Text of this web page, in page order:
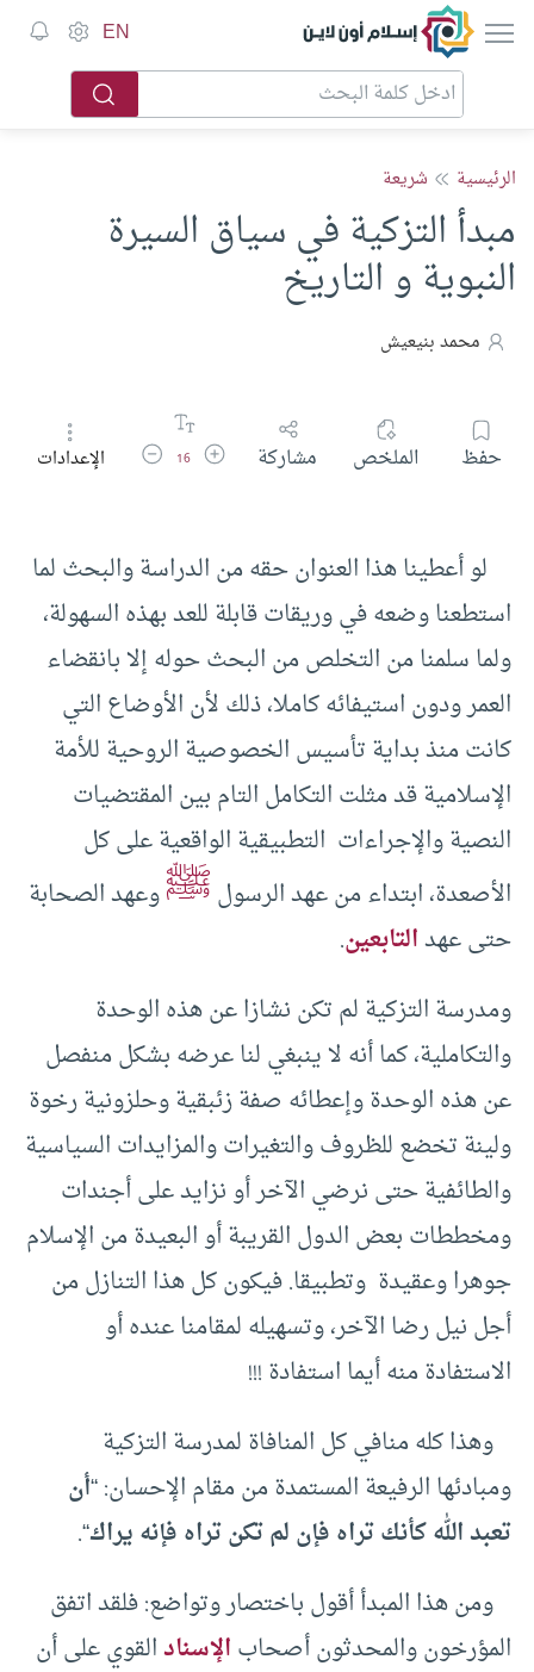
إسلام أون لاين EN
الرئيسية شريعة
مبدأ التزكية في سياق السيرة
النبوية و التاريخ
محمد بنيعيش
حفظ الملخص مشاركة زيادة حجم الخط
16 تقليل حجم الخط
الإعدادات
لو أعطينا هذا العنوان حقه من الدراسة والبحث لما
استطعنا وضعه في وريقات قابلة للعد بهذه السهولة،
ولما سلمنا من التخلص من البحث حوله إلا بانقضاء
العمر ودون استيفائه كاملا، ذلك لأن الأوضاع التي
كانت منذ بداية تأسيس الخصوصية الروحية للأمة
الإسلامية قد مثلت التكامل التام بين المقتضيات
النصية والإجراءات التطبيقية الواقعية على كل
الأصعدة، ابتداء من عهد الرسولﷺوعهد الصحابة
حتى عهدالتابعين.
ومدرسة التزكية لم تكن نشازا عن هذه الوحدة
والتكاملية، كما أنه لا ينبغي لنا عرضه بشكل منفصل
عن هذه الوحدة وإعطائه صفة زئبقية وحلزونية رخوة
ولينة تخضع للظروف والتغيرات والمزايدات السياسية
والطائفية حتى نرضي الآخر أو نزايد على أجندات
ومخططات بعض الدول القريبة أو البعيدة من الإسلام
جوهرا وعقيدة وتطبيقا. فيكون كل هذا التنازل من
أجل نيل رضا الآخر، وتسهيله لمقامنا عنده أو
الاستفادة منه أيما استفادة !!!
وهذا كله منافي كل المنافاة لمدرسة التزكية
ومبادئها الرفيعة المستمدة من مقام الإحسان: “أن
تعبد الله كأنك تراه فإن لم تكن تراه فإنه يراك“.
ومن هذا المبدأ أقول باختصار وتواضع: فلقد اتفق
المؤرخون والمحدثون أصحابالإسنادالقوي على أن